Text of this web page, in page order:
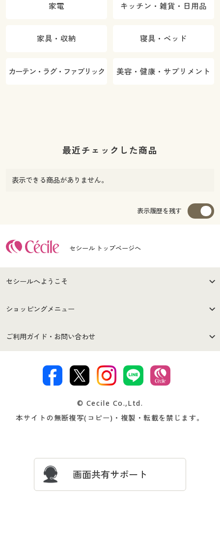
家電 キッチン・雑貨・日用品
家具・収納 寝具・ベッド
カーテン・ラグ・ファブリック 美容・健康・サプリメント
最近チェックした商品
表示できる商品がありません。
表示履歴を残す
セシール トップページへ
セシールへようこそ
はじめての方へ
セシールご利用規約
著作権・商標について 会社案内
ショッピングメニュー
商品カテゴリ
プレゼント＆キャンペーン サイトマップ
ご利用ガイド・お問い合わせ
交換・返品は お支払は
ついて
忘れの場合
© Cecile Co.,Ltd.
本サイトの無断複写(コピー)・複製・転載を禁じます。
画面共有サポート